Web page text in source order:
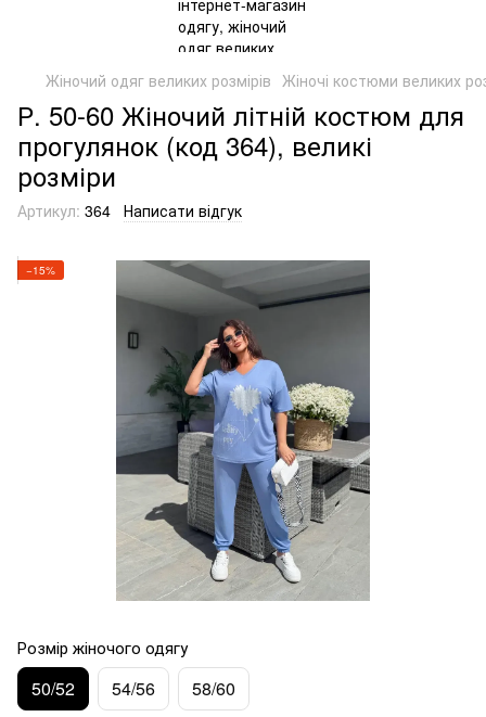
Жіночий одяг великих розмірів Жіночі костюми великих
Р. 50-60 Жіночий літній костюм для
прогулянок (код 364), великі
розміри
Артикул: 364 Написати відгук
−15%
Розмір жіночого одягу
50/52 54/56 58/60